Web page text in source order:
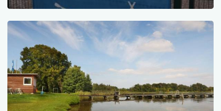
Пором
природа
Залізнична станція
Точка зору
Магазин і велосипедний сервіс